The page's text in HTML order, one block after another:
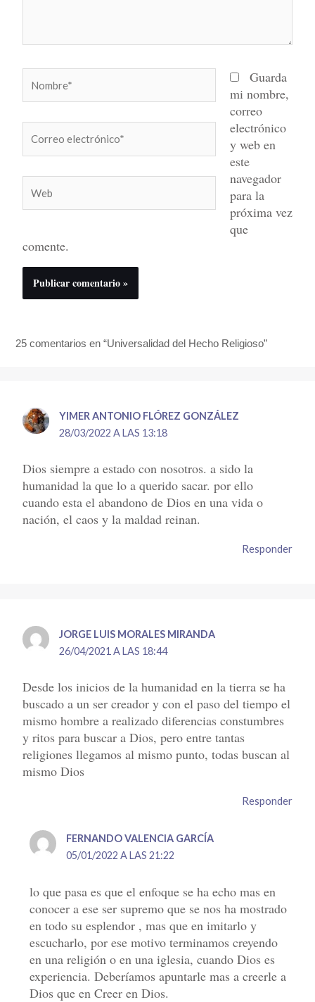
electrónico*
Guarda
mi nombre,
correo
electrónico
y web en
este
navegador
para la
próxima vez
que
comente.
25 comentarios en “Universalidad del Hecho Religioso”
YIMER ANTONIO FLÓREZ GONZÁLEZ
28/03/2022 A LAS 13:18
Dios siempre a estado con nosotros. a sido la
humanidad la que lo a querido sacar. por ello
cuando esta el abandono de Dios en una vida o
nación, el caos y la maldad reinan.
Responder
JORGE LUIS MORALES MIRANDA
26/04/2021 A LAS 18:44
Desde los inicios de la humanidad en la tierra se ha
buscado a un ser creador y con el paso del tiempo el
mismo hombre a realizado diferencias constumbres
y ritos para buscar a Dios, pero entre tantas
religiones llegamos al mismo punto, todas buscan al
mismo Dios
Responder
FERNANDO VALENCIA GARCÍA
05/01/2022 A LAS 21:22
lo que pasa es que el enfoque se ha echo mas en
conocer a ese ser supremo que se nos ha mostrado
en todo su esplendor , mas que en imitarlo y
escucharlo, por ese motivo terminamos creyendo
en una religión o en una iglesia, cuando Dios es
experiencia. Deberíamos apuntarle mas a creerle a
Dios que en Creer en Dios.